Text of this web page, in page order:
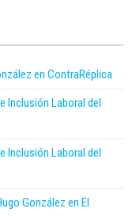
en ContraRéplica
Inclusión Laboral del
Inclusión Laboral del
González en El